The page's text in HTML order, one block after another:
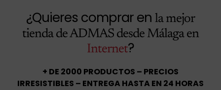
¿Quieres comprar en la mejor
tienda de ADMAS desde Málaga en
Internet?
+ DE 2000 PRODUCTOS – PRECIOS
IRRESISTIBLES – ENTREGA HASTA EN 24 HORAS